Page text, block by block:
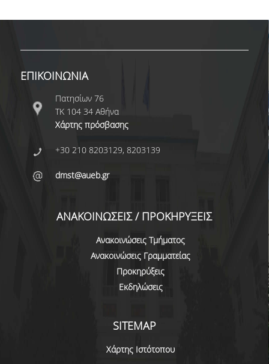
ΒΡΑΒΕΙΑ ΕΡΓΑΣΙΩΝ
ΠΡΑΚΤΙΚΗ ΑΣΚΗΣΗ ΚΑΙ ΠΤΥΧΙΑΚΗ ΕΡΓΑΣΙΑ
ΕΥΚΑΙΡΙΕΣ ΓΙΑ ΠΡΑΚΤΙΚΗ ΑΣΚΗΣΗ
TESTIMONIALS ΠΡΑΚΤΙΚΗΣ ΑΣΚΗΣΗΣ
ΔΙΔΑΣΚΑΛΙΑ ΚΑΙ ΕΞΕΤΑΣΕΙΣ
ΔΙΑΧΕΙΡΙΣΗ ΠΑΡΑΠΟΝΩΝ ΦΟΙΤΗΤΩΝ
ΠΡΟΓΡΑΜΜΑΤΑ ΜΕΤΑΠΤΥΧΙΑΚΩΝ ΣΠΟΥΔΩΝ
ΔΙΔΑΚΤΟΡΙΚΟ ΠΡΟΓΡΑΜΜΑ
ΥΠΟΨΗΦΙΟΙ ΔΙΔΑΚΤΟΡΕΣ
ΕΡΕΥΝΗΤΙΚΑ ΣΕΜΙΝΑΡΙΑ
ΕΠΙΚΟΙΝΩΝΙΑ
Πατησίων 76
ΤΚ 104 34 Αθήνα
Χάρτης πρόσβασης
+30 210 8203129, 8203139
dmst@aueb.gr
ΑΝΑΚΟΙΝΩΣΕΙΣ / ΠΡΟΚΗΡΥΞΕΙΣ
Ανακοινώσεις Τμήματος
Ανακοινώσεις Γραμματείας
Προκηρύξεις
Εκδηλώσεις
SITEMAP
Χάρτης Ιστότοπου